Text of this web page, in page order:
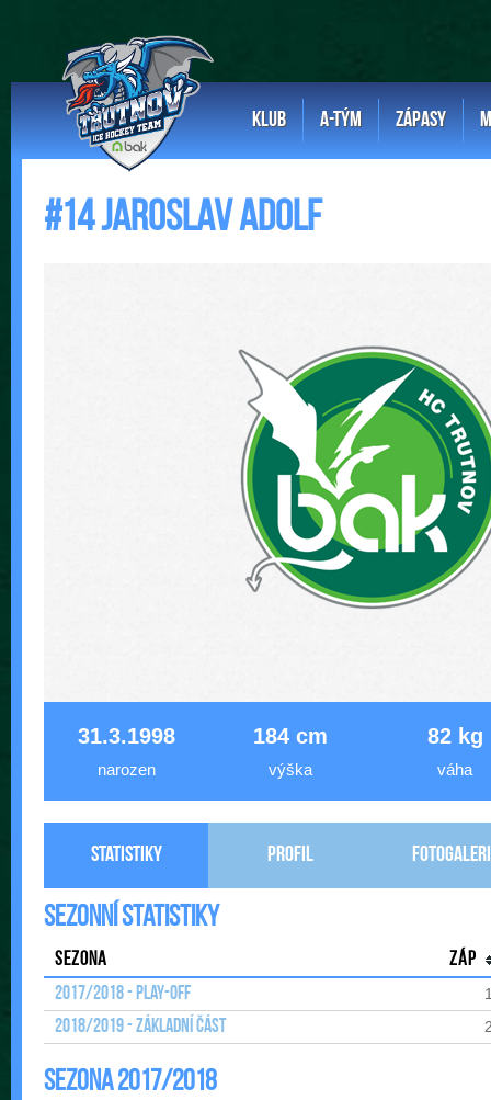
KLUB A-TÝM ZÁPASY
#14 Jaroslav Adolf
31.3.1998
narozen
184 cm
výška
82 kg
váha
Statistiky Profil
Sezonní statistiky
Sezona
Záp
2017/2018 - Play-off
2018/2019 - Základní část
Sezona 2017/2018